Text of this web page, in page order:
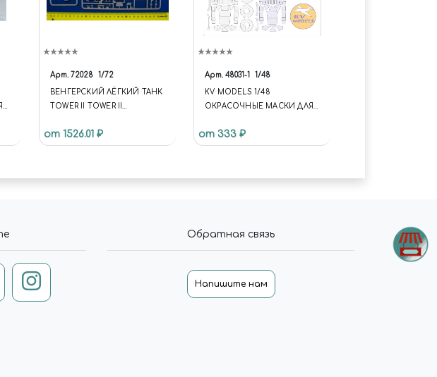
Арт. 72028 1/72
ВЕНГЕРСКИЙ ЛЁГКИЙ ТАНК
TOWER II TOWER II
от 1526.01 ₽
Арт. 48031-1 1/48
KV MODELS 1/48
ОКРАСОЧНЫЕ МАСКИ ДЛЯ
WIDOW - (ДВУСТОРОННИЕ
МАСКИ) + МАСКИ НА ДИСКИ
от 333 ₽
Обратная связь
Напишите нам